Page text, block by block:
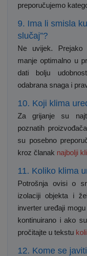
preporučujemo
9. Ima li smisla
slučaj”?
Ne uvijek. Prejako
manje optimalno u
dati bolju
odabrana snaga i
10. Koji klima
Za grijanje su
poznatih
su posebno
kroz članak najbolji
11. Koliko klima
Potrošnja ovisi o
izolaciji objekta i
inverter uređaji
kontinuirano i ako
pročitajte u tekstu
12. Kome se